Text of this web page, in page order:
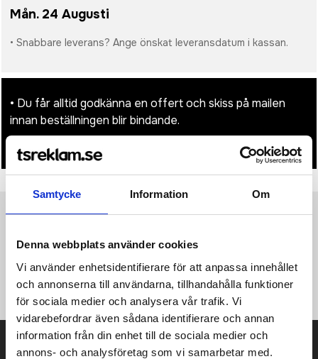
Samtycke Information Om
Denna webbplats använder cookies
Vi använder enhetsidentifierare för att anpassa innehållet
och annonserna till användarna, tillhandahålla funktioner
för sociala medier och analysera vår trafik. Vi
vidarebefordrar även sådana identifierare och annan
information från din enhet till de sociala medier och
annons- och analysföretag som vi samarbetar med.
Mån. 24 Augusti
• Snabbare leverans? Ange önskat leveransdatum i kassan.
• Du får alltid godkänna en offert och skiss på mailen
innan beställningen blir bindande.
Långärmad t-shirt med 4 knappar i knappslån på herr och 4
kanppar i knappslån på dam.
Prisuppgift på mailen?